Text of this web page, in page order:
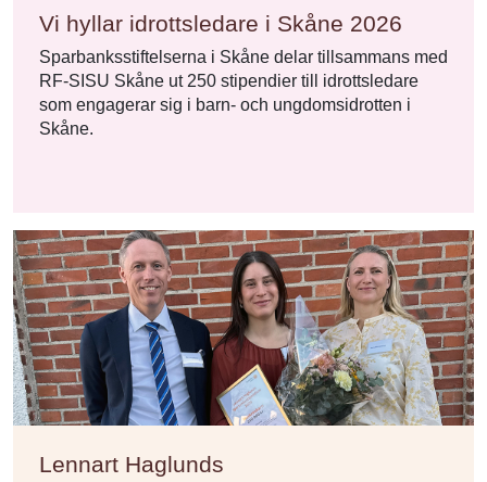
Vi hyllar idrottsledare i Skåne 2026
Sparbanksstiftelserna i Skåne delar tillsammans med
RF-SISU Skåne ut 250 stipendier till idrottsledare
som engagerar sig i barn- och ungdomsidrotten i
Skåne.
Lennart Haglunds